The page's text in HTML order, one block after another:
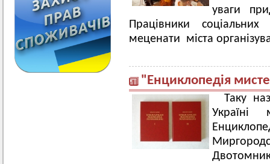
уваги
Працівники
меценати міста
"Енциклопедія
Таку
Україні